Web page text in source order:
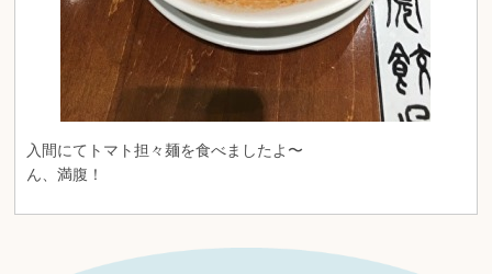
入間にてトマト担々麺を食べましたよ〜
ん、満腹！